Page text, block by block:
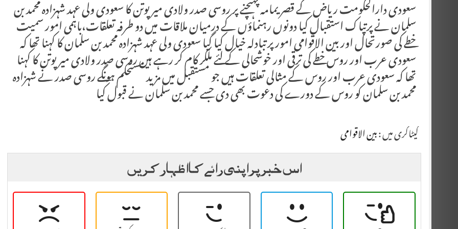
سعودی دارالحکومت ریاض کے قصر یمامہ پہنچنے پر روسی صدر ولادی میر پوتن کا سعودی ولی عہد شہزادہ محمد بن
سلمان نے پرتپاک استقبال کیا دونوں رہنماؤں کے درمیان ملاقات میں دو طرفہ تعلقات،باہمی امور سمیت
خطے کی صورتحال اور بین الاقوامی امور پر تبادلہ خیال کیا گیا سعودی ولی عہد شہزادہ محمد بن سلمان کا کہنا تھا کہ
سعودی عرب اور روس خطے کی ترقی اور خوشحالی کے لئے ملکر کام کر رہے ہیں روسی صدر ولادی میر پوتن کا کہنا
تھا کہ سعودی عرب اور روس کے مثالی تعلقات ہیں جو مستقبل میں مزید مستحکم ہونگے روسی صدر نے شہزادہ
محمد بن سلمان کو روس کے دورے کی دعوت بھی دی جسے محمد بن سلمان نے قبول کیا
کیٹاگری میں :بین الاقوامی
اس خبر پر اپنی رائے کا اظہار کریں